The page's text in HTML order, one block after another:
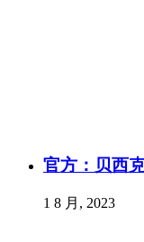
官方：贝西
1 8 月, 2023